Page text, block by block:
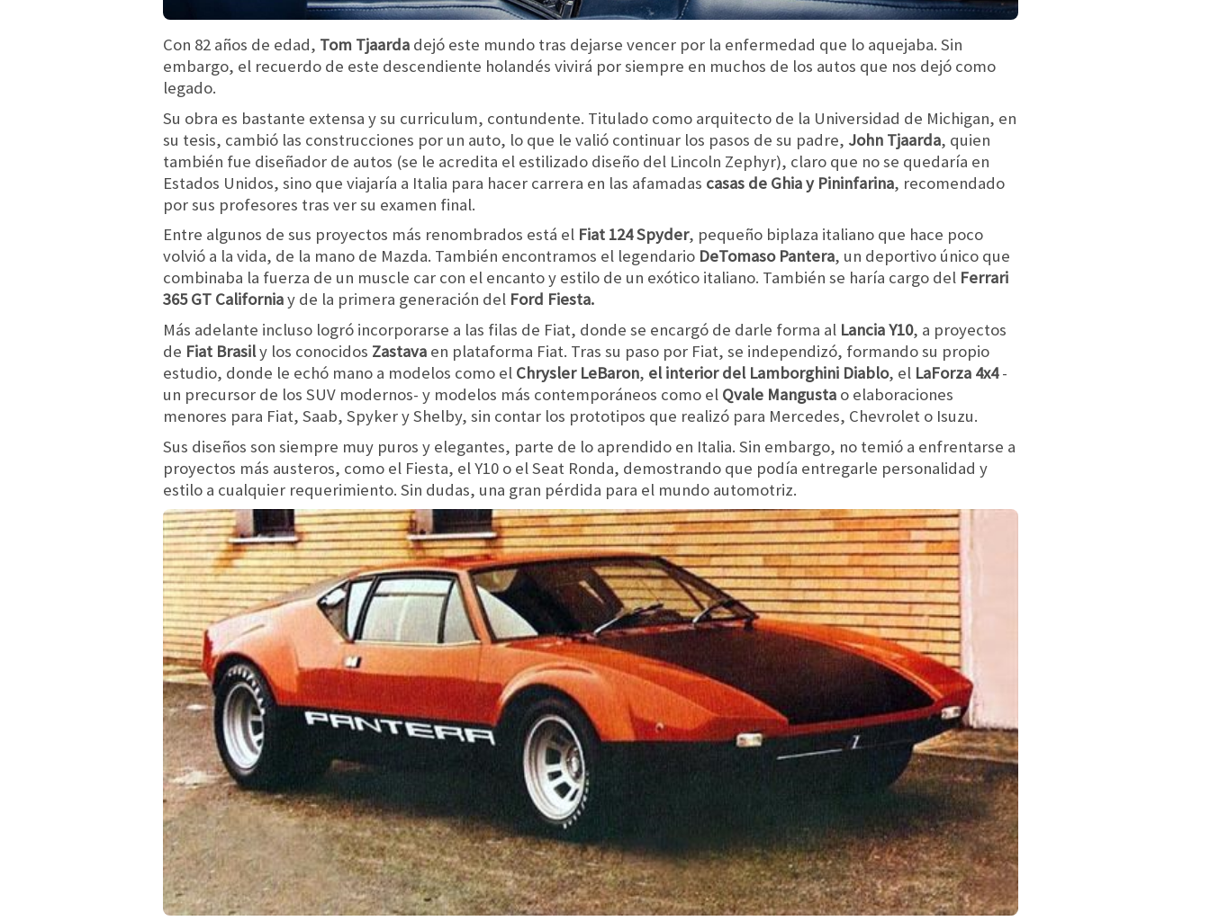
Con 82 años de edad, Tom Tjaarda dejó este mundo tras dejarse vencer por la enfermedad que lo aquejaba. Sin
embargo, el recuerdo de este descendiente holandés vivirá por siempre en muchos de los autos que nos dejó como
legado.
Su obra es bastante extensa y su curriculum, contundente. Titulado como arquitecto de la Universidad de Michigan, en
su tesis, cambió las construcciones por un auto, lo que le valió continuar los pasos de su padre, John Tjaarda, quien
también fue diseñador de autos (se le acredita el estilizado diseño del Lincoln Zephyr), claro que no se quedaría en
Estados Unidos, sino que viajaría a Italia para hacer carrera en las afamadas casas de Ghia y Pininfarina, recomendado
por sus profesores tras ver su examen final.
Entre algunos de sus proyectos más renombrados está el Fiat 124 Spyder, pequeño biplaza italiano que hace poco
volvió a la vida, de la mano de Mazda. También encontramos el legendario DeTomaso Pantera, un deportivo único que
combinaba la fuerza de un muscle car con el encanto y estilo de un exótico italiano. También se haría cargo del Ferrari
365 GT Californiay de la primera generación del Ford Fiesta.
Más adelante incluso logró incorporarse a las filas de Fiat, donde se encargó de darle forma al Lancia Y10, a proyectos
de Fiat Brasily los conocidos Zastava en plataforma Fiat. Tras su paso por Fiat, se independizó, formando su propio
estudio, donde le echó mano a modelos como el Chrysler LeBaron, el interior del Lamborghini Diablo, el LaForza 4x4-
un precursor de los SUV modernos- y modelos más contemporáneos como el Qvale Mangusta o elaboraciones
menores para Fiat, Saab, Spyker y Shelby, sin contar los prototipos que realizó para Mercedes, Chevrolet o Isuzu.
Sus diseños son siempre muy puros y elegantes, parte de lo aprendido en Italia. Sin embargo, no temió a enfrentarse a
proyectos más austeros, como el Fiesta, el Y10 o el Seat Ronda, demostrando que podía entregarle personalidad y
estilo a cualquier requerimiento. Sin dudas, una gran pérdida para el mundo automotriz.